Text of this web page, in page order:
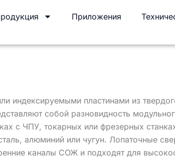
Приложения
пластинами из
собой разновидность
с ЧПУ, токарных или фрезерных
алюминий или чугун. Лопаточные
каналы СОЖ и подходят для